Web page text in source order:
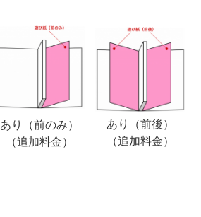
あり（前のみ）
（追加料金）
あり（前後）
（追加料金）